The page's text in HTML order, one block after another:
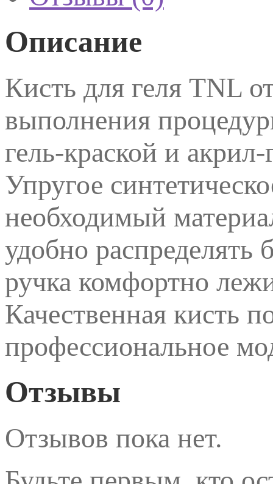
Описание
Кисть для геля TNL
выполнения
гель-краской и акрил-
Упругое
необходимый
удобно распределять
ручка комфортно
Качественная кисть
профессиональное
Отзывы
Отзывов пока нет.